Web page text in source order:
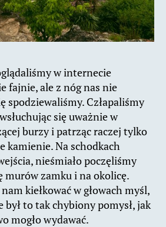
w internecie
fajnie, ale z nóg nas nie
spodziewaliśmy. Człapaliśmy
się uważnie w
burzy i patrząc raczej tylko
kamienie. Na schodkach
nieśmiało poczęliśmy
murów zamku i na okolicę.
kiełkować w głowach myśl,
był to tak chybiony pomysł, jak
mogło wydawać.